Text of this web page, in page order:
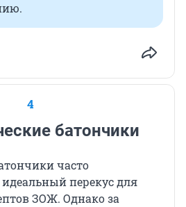
4
батончики
часто
перекус для
ЗОЖ. Однако за